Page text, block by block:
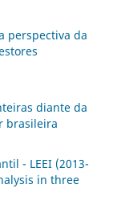
perspectiva da
diante da
brasileira
- LEEI (2013-
in three